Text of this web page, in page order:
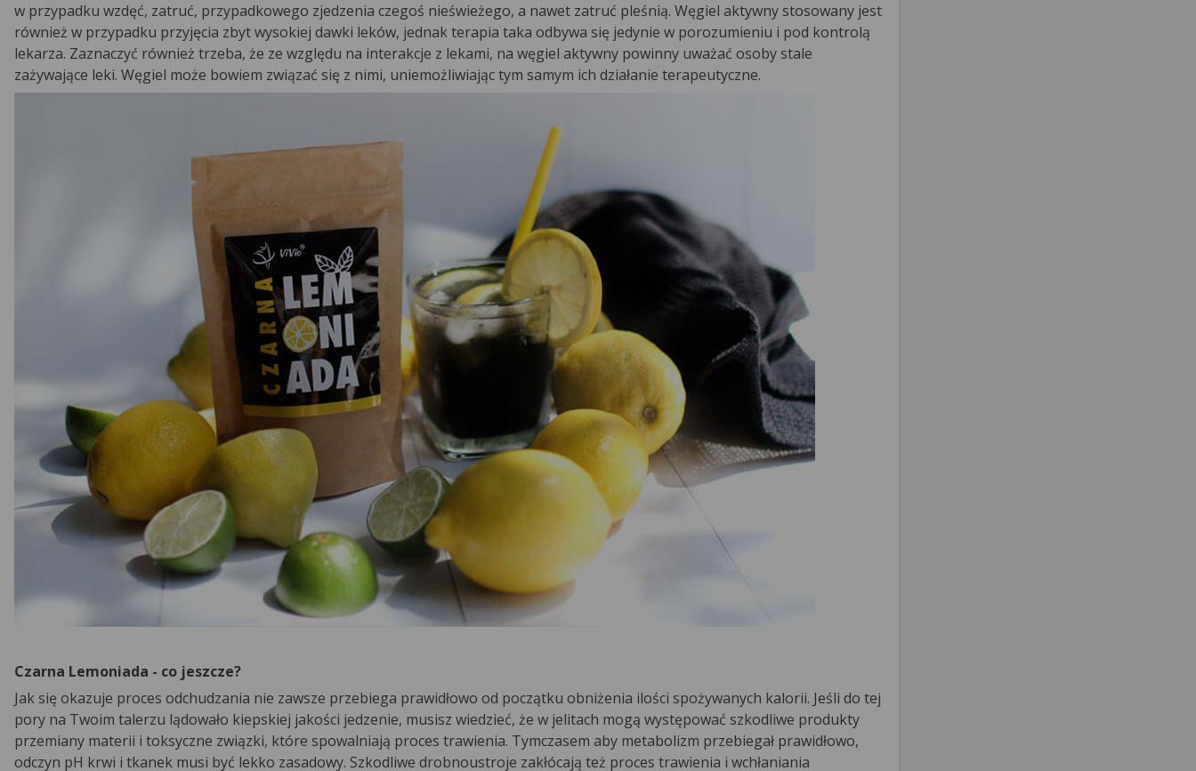
w przypadku wzdęć, zatruć, przypadkowego zjedzenia czegoś nieświeżego, a nawet zatruć pleśnią. Węgiel aktywny stosowany jest
również w przypadku przyjęcia zbyt wysokiej dawki leków, jednak terapia taka odbywa się jedynie w porozumieniu i pod kontrolą
lekarza. Zaznaczyć również trzeba, że ze względu na interakcje z lekami, na węgiel aktywny powinny uważać osoby stale
zażywające leki. Węgiel może bowiem związać się z nimi, uniemożliwiając tym samym ich działanie terapeutyczne.
Czarna Lemoniada - co jeszcze?
Jak się okazuje proces odchudzania nie zawsze przebiega prawidłowo od początku obniżenia ilości spożywanych kalorii. Jeśli do tej
pory na Twoim talerzu lądowało kiepskiej jakości jedzenie, musisz wiedzieć, że w jelitach mogą występować szkodliwe produkty
przemiany materii i toksyczne związki, które spowalniają proces trawienia. Tymczasem aby metabolizm przebiegał prawidłowo,
odczyn pH krwi i tkanek musi być lekko zasadowy. Szkodliwe drobnoustroje zakłócają też proces trawienia i wchłaniania